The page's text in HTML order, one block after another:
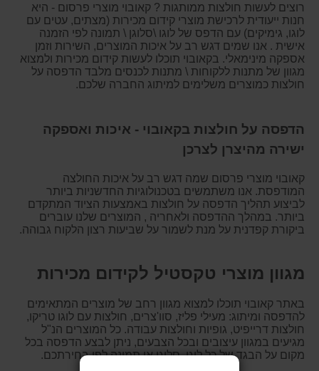
רוצים לעשות חולצות ממותגות ? קאובוי מוצרי פרסום - היא
חנות ייעודית לרכישת מוצרי קידום מכירות (מצתים, עטים עם
לוגו, גימיקים) עם הדפס של לוגו \סלוגן \ תמונה לפי הזמנה
אישית . אנו שמים דגש רב על איכות המוצרים, השירות וזמן
אספקה מינימאלי. בקאובוי תוכלו לעשות קידום מכירות ולמצוא
מגוון של מתנות ללקוחות \ מתנות לכנסים מלבד הדפסה על
חולצות כמוצרים משלימים למיתוג החברה שלכם.
הדפסה על חולצות בקאובוי - איכות ואספקה
ישירה מהיצרן לצרכן
קאובוי מוצרי פרסום שמה דגש רב על איכות החולצה
המודפסת. אנו משתמשים בטכנולוגיות החדשניות ביותר
לביצוע תהליך הדפסה על חולצות באמצעות הציוד המתקדם
ביותר. במהלך ההדפסה ולאחריה , המוצרים שלנו עוברים
ביקורת קפדנית על מנת לשמור על שביעות רצון הלקוח גבוהה.
מגוון מוצרי טקסטיל לקידום מכירות
באתר קאובוי תוכלו למצוא מגוון רחב של מוצרים המתאימים
להדפסה ומיתוג: מעילי פליז, סוו'צרים, חולצות עם לוגו טריקו,
חולצות דרייפיט, גופיות וחולצות עבודה. כל המוצרים הנ"ל
מגיעים במגוון עיצובים ובכל הצבעים, ניתן לבצע הדפסה בכל
מקום על הבגד של כל לוגו, סלוגן או תמונה לפי בחירתכם.